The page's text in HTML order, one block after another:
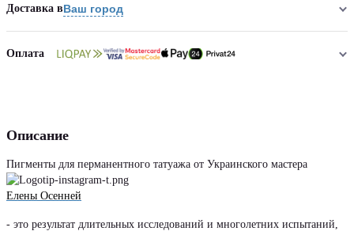
Доставка вВаш город
Оплата
Описание
Пигменты для перманентного татуажа от Украинского мастера
Елены Осенней
- это результат длительных исследований и многолетних испытаний,